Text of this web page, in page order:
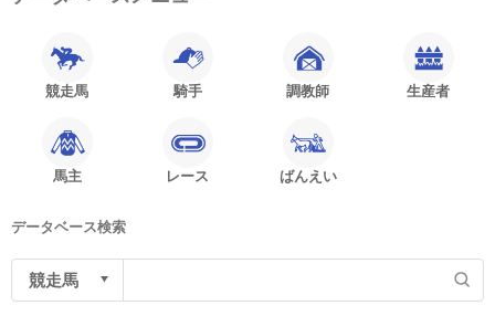
競走馬 騎手 調教師 生産者
馬主 レース ばんえい
データベース検索